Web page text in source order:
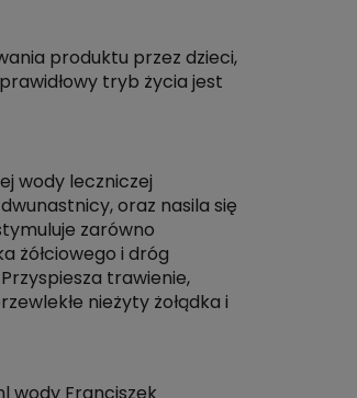
produktu przez dzieci,
tryb życia jest
wody leczniczej
oraz nasila się
zarówno
żółciowego i dróg
trawienie,
nieżyty żołądka i
wody Franciszek